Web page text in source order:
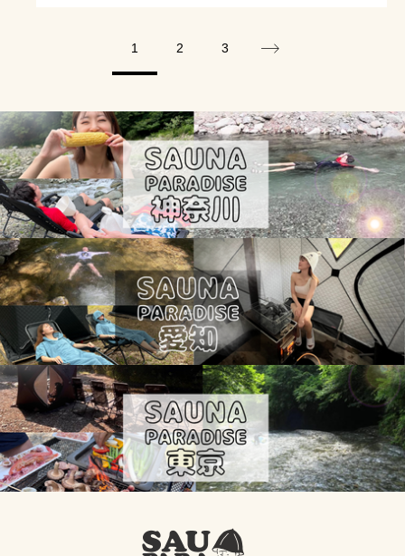
サウナ女子持ち物 日帰りサウナ
激辛
1 2 3